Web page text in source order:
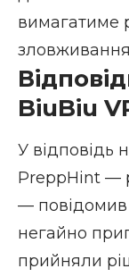
вимагатиме
BiuBiu
У відповідь
PreppHint —
— повідомив
негайно
прийняли